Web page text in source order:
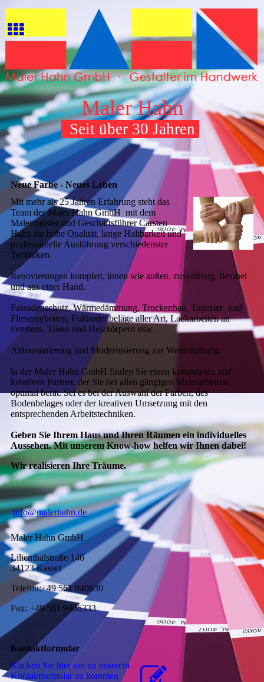
Maler Hahn
Seit über 30 Jahren
Neue Farbe - Neues Leben
Mit mehr als 25 Jahren Erfahrung steht das
Team der Maler Hahn GmbH mit dem
Malermeister und Geschäftsführer Carsten
Hahn für hohe Qualität, lange Haltbarkeit und
professionelle Ausführung verschiedenster
Techniken.
Renovierungen komplett, innen wie außen, zuverlässig, flexibel
und aus einer Hand.
Fassadenschutz, Wärmedämmung, Trockenbau, Tapezier- und
Fliesenarbeiten, Fußbodenbeläge aller Art, Lackarbeiten an
Fenstern, Türen und Heizkörpern usw.
Altbausanierung und Modernisierung zur Werterhaltung.
ln der Maler Hahn GmbH finden Sie einen kompeteten und
kreativen Partner, der Sie bei allen gängigen Malerarbeiten
optimal berät. Sei es bei der Auswahl der Farben, des
Bodenbelages oder der kreativen Umsetzung mit den
entsprechenden Arbeitstechniken.
Geben Sie Ihrem Haus und Ihren Räumen ein individuelles
Aussehen. Mit unserem Know-how helfen wir Ihnen dabei!
Wir realisieren Ihre Träume.
info@malerhahn.de
Maler Hahn GmbH
Lilienthalstraße 146
34123 Kassel
Telefon:+49 561 940630
Fax: +49 561 9406333
Kontaktformular
Klicken Sie hier um zu unserem
Kon­takt­for­mu­lar zu kommen